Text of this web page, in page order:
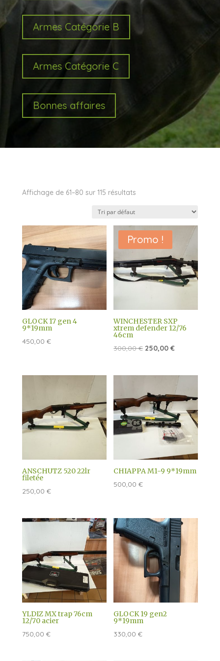
Armes Catégorie B
Armes Catégorie C
Bonnes affaires
Affichage de 61–80 sur 115 résultats
GLOCK 17 gen 4
9*19mm
450,00 €
Promo !
WINCHESTER SXP
xtrem defender 12/76
46cm
300,00€ Le
initial
300,00 €.
250,00€
actuel
est :
250,00 €.
ANSCHUTZ 520 22lr
filetée
250,00 €
CHIAPPA M1-9 9*19mm
500,00€
YLDIZ MX trap 76cm
12/70 acier
750,00 €
GLOCK 19 gen2
9*19mm
330,00€